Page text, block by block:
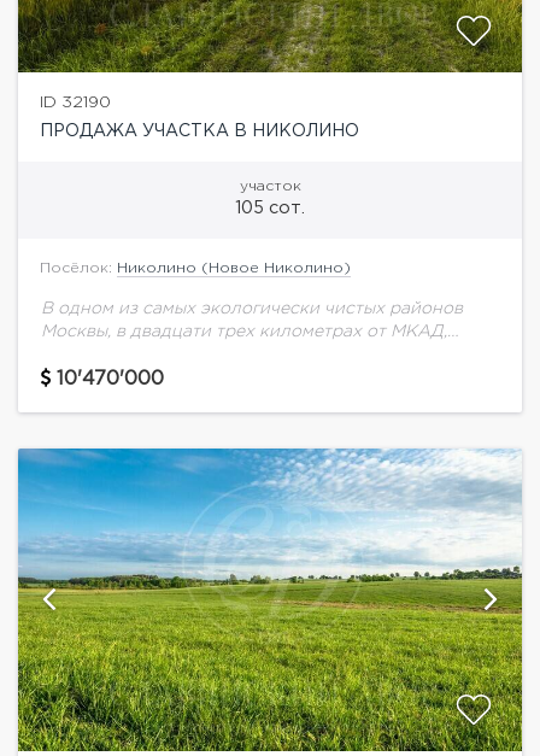
ID 32190
ПРОДАЖА УЧАСТКА В НИКОЛИНО
участок
105 сот.
Посёлок: Николино (Новое Николино)
В одном из самых экологически чистых районов
Москвы, в двадцати трех километрах от МКАД,
здесь прекрасна как летом, так и зимой.
10'470'000